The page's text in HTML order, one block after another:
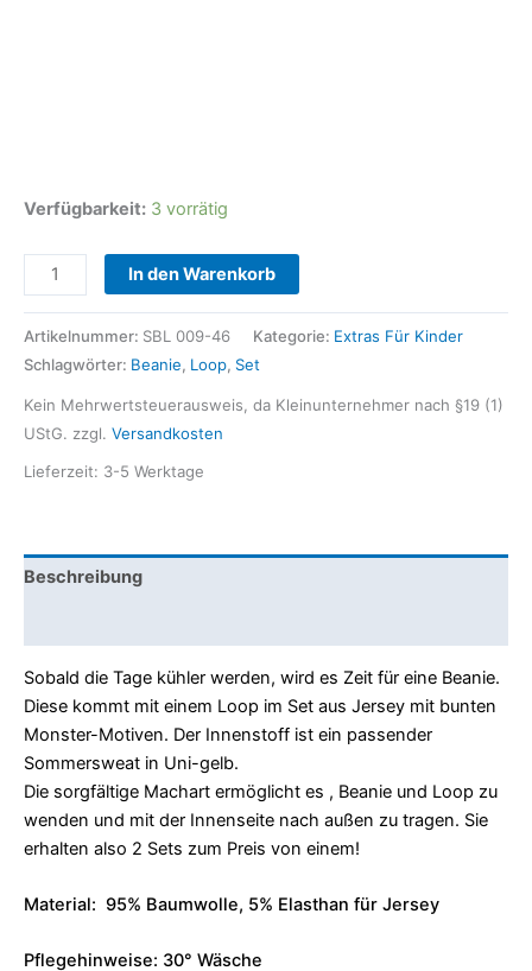
Verfügbarkeit: 3 vorrätig
In den Warenkorb
Artikelnummer: SBL 009-46 Kategorie: Extras Für Kinder
Schlagwörter: Beanie, Loop, Set
Kein Mehrwertsteuerausweis, da Kleinunternehmer nach §19 (1)
UStG. zzgl. Versandkosten
Lieferzeit: 3-5 Werktage
Beschreibung
Sobald die Tage kühler werden, wird es Zeit für eine Beanie.
Diese kommt mit einem Loop im Set aus Jersey mit bunten
Monster-Motiven. Der Innenstoff ist ein passender
Sommersweat in Uni-gelb.
Die sorgfältige Machart ermöglicht es , Beanie und Loop zu
wenden und mit der Innenseite nach außen zu tragen. Sie
erhalten also 2 Sets zum Preis von einem!
Material: 95% Baumwolle, 5% Elasthan für Jersey
Pflegehinweise: 30° Wäsche